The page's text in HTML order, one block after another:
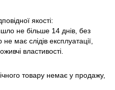
якості:
не більше 14 днів, без
має слідів експлуатації,
властивості.
товару немає у продажу,